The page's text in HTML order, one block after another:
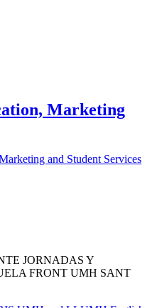
Marketing
and Student Services
JORNADAS Y
FRONT UMH SANT